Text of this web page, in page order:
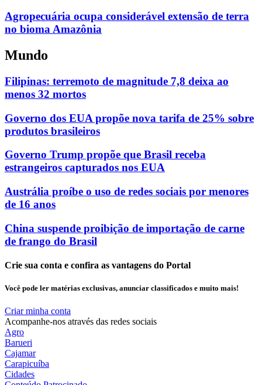
Agropecuária ocupa considerável extensão de terra
no bioma Amazônia
Mundo
Filipinas: terremoto de magnitude 7,8 deixa ao
menos 32 mortos
Governo dos EUA propõe nova tarifa de 25% sobre
produtos brasileiros
Governo Trump propõe que Brasil receba
estrangeiros capturados nos EUA
Austrália proíbe o uso de redes sociais por menores
de 16 anos
China suspende proibição de importação de carne
de frango do Brasil
Crie sua conta e confira as vantagens do Portal
Você pode ler matérias exclusivas, anunciar classificados e muito mais!
Criar minha conta
Acompanhe-nos através das redes sociais
Agro
Barueri
Cajamar
Carapicuíba
Cidades